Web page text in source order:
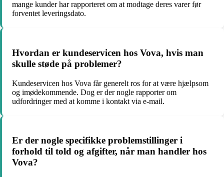
mange kunder har rapporteret om at modtage deres varer før
forventet leveringsdato.
Hvordan er kundeservicen hos Vova, hvis man
skulle støde på problemer?
Kundeservicen hos Vova får generelt ros for at være hjælpsom
og imødekommende. Dog er der nogle rapporter om
udfordringer med at komme i kontakt via e-mail.
Er der nogle specifikke problemstillinger i
forhold til told og afgifter, når man handler hos
Vova?